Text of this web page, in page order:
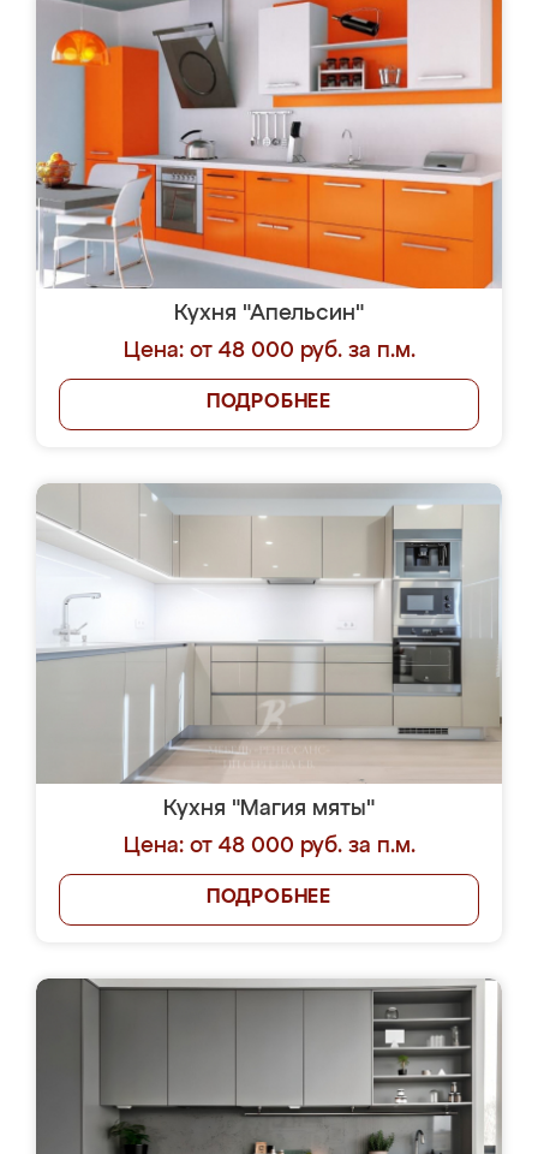
Кухня "Апельсин"
Цена: от 48 000 руб. за п.м.
ПОДРОБНЕЕ
Кухня "Магия мяты"
Цена: от 48 000 руб. за п.м.
ПОДРОБНЕЕ